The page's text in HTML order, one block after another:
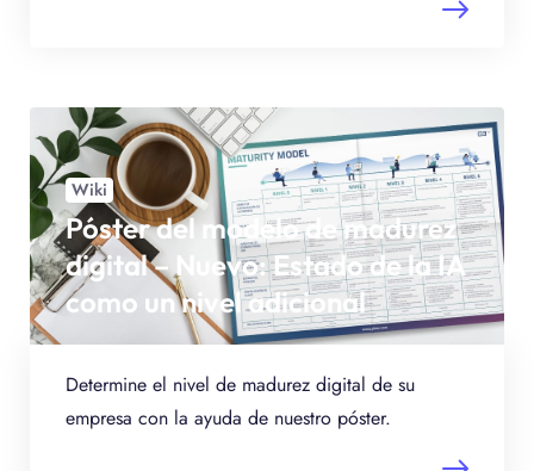
Wiki
Póster del modelo de madurez
digital – Nuevo: Estado de la IA
como un nivel adicional
Determine el nivel de madurez digital de su
empresa con la ayuda de nuestro póster.